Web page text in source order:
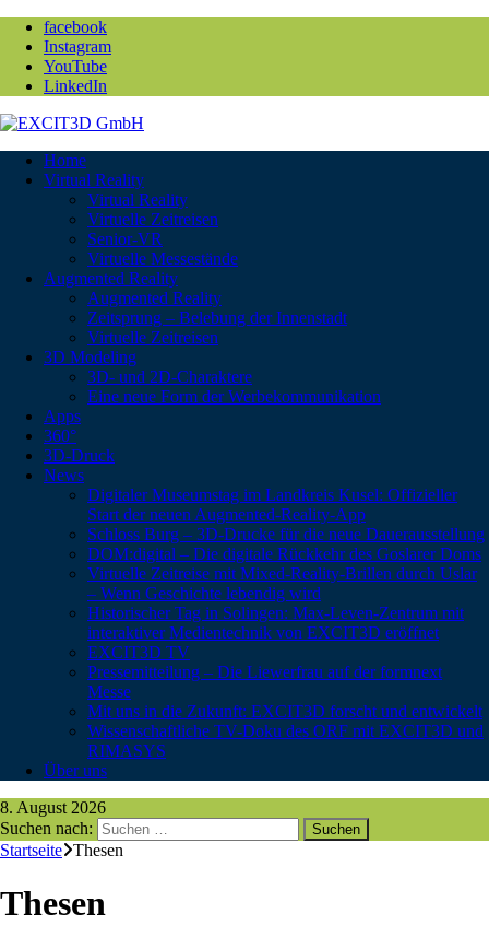
facebook
Instagram
YouTube
LinkedIn
Home
Virtual Reality
Virtual Reality
Virtuelle Zeitreisen
Senior-VR
Virtuelle Messestände
Augmented Reality
Augmented Reality
Zeitsprung – Belebung der Innenstadt
Virtuelle Zeitreisen
3D Modeling
3D- und 2D-Charaktere
Eine neue Form der Werbekommunikation
Apps
360°
3D-Druck
News
Digitaler Museumstag im Landkreis Kusel: Offizieller
Start der neuen Augmented-Reality-App
Schloss Burg – 3D-Drucke für die neue Dauerausstellung
DOM:digital – Die digitale Rückkehr des Goslarer Doms
Virtuelle Zeitreise mit Mixed-Reality-Brillen durch Uslar
– Wenn Geschichte lebendig wird
Historischer Tag in Solingen: Max-Leven-Zentrum mit
interaktiver Medientechnik von EXCIT3D eröffnet
EXCIT3D TV
Pressemitteilung – Die Liewerfrau auf der formnext
Messe
Mit uns in die Zukunft: EXCIT3D forscht und entwickelt
Wissenschaftliche TV-Doku des ORF mit EXCIT3D und
RIMASYS
Über uns
8. August 2026
Suchen nach:
Startseite Thesen
Thesen